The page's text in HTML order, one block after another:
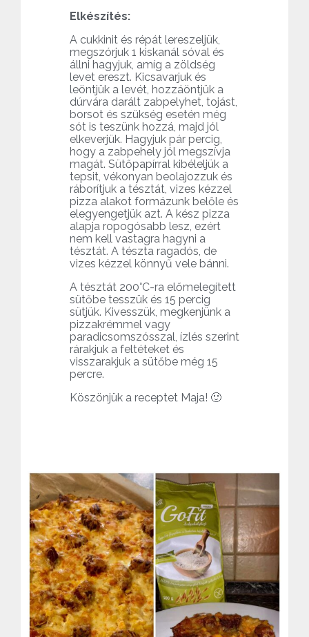
Elkészítés:
A cukkinit és répát lereszeljük,
megszórjuk 1 kiskanál sóval és
állni hagyjuk, amíg a zöldség
levet ereszt. Kicsavarjuk és
leöntjük a levét, hozzáöntjük a
dúrvára darált zabpelyhet, tojást,
borsot és szükség esetén még
sót is teszünk hozzá, majd jól
elkeverjük. Hagyjuk pár percig,
hogy a zabpehely jól megszívja
magát. Sütőpapírral kibéleljük a
tepsit, vékonyan beolajozzuk és
ráborítjuk a tésztát, vizes kézzel
pizza alakot formázunk belőle és
elegyengetjük azt. A kész pizza
alapja ropogósabb lesz, ezért
nem kell vastagra hagyni a
tésztát. A tészta ragadós, de
vizes kézzel könnyű vele bánni.
A tésztát 200°C-ra előmelegített
sütőbe tesszük és 15 percig
sütjük. Kivesszük, megkenjünk a
pizzakrémmel vagy
paradicsomszósszal, ízlés szerint
rárakjuk a feltéteket és
visszarakjuk a sütőbe még 15
percre.
Köszönjük a receptet Maja! 🙂